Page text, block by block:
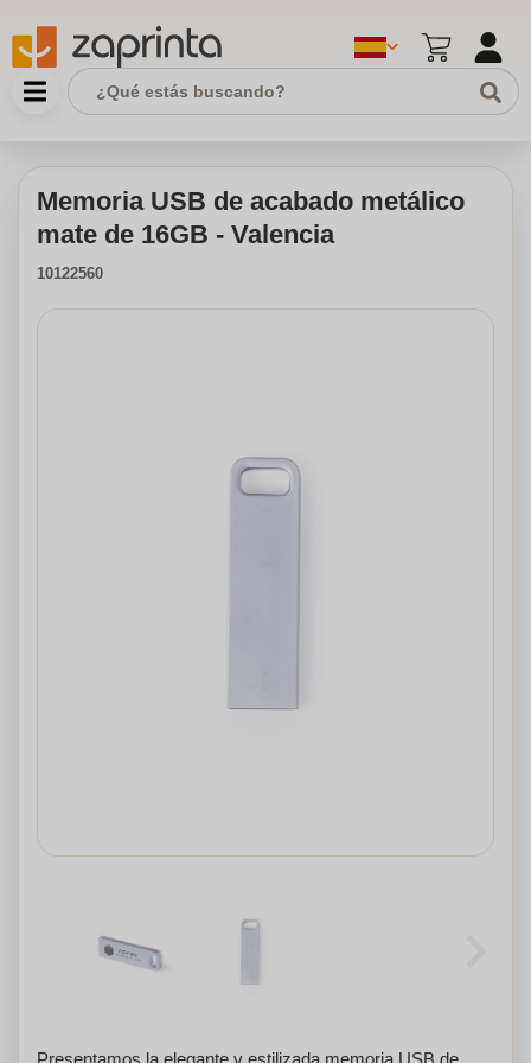
Memoria USB de acabado metálico
mate de 16GB - Valencia
10122560
Presentamos la elegante y estilizada memoria USB de